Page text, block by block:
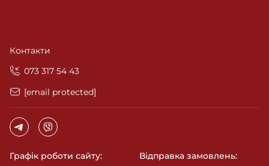
Контакти
‎073 317 54 43
[email protected]
Графік роботи сайту:
Відправка замовлень: